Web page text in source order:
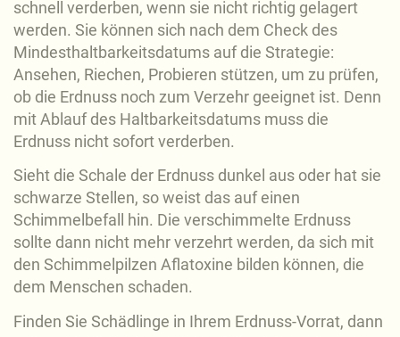
schnell verderben, wenn sie nicht richtig gelagert
werden. Sie können sich nach dem Check des
Mindesthaltbarkeitsdatums auf die Strategie:
Ansehen, Riechen, Probieren stützen, um zu prüfen,
ob die Erdnuss noch zum Verzehr geeignet ist. Denn
mit Ablauf des Haltbarkeitsdatums muss die
Erdnuss nicht sofort verderben.
Sieht die Schale der Erdnuss dunkel aus oder hat sie
schwarze Stellen, so weist das auf einen
Schimmelbefall hin. Die verschimmelte Erdnuss
sollte dann nicht mehr verzehrt werden, da sich mit
den Schimmelpilzen Aflatoxine bilden können, die
dem Menschen schaden.
Finden Sie Schädlinge in Ihrem Erdnuss-Vorrat, dann